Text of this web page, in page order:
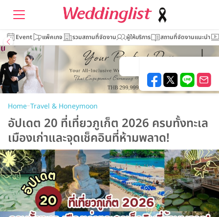
Event แพ็คเกจ รวมสถานที่จัดงาน ผู้ให้บริการ สถานที่จัดงานแนะนำ
Home–Travel & Honeymoon
อัปเดต 20 ที่เที่ยวภูเก็ต 2026 ครบทั้งทะเล
เมืองเก่าและจุดเช็คอินที่ห้ามพลาด!